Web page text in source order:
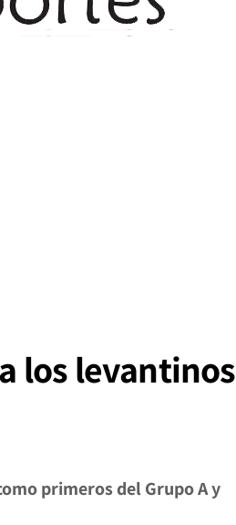
los levantinos
primeros del Grupo A y